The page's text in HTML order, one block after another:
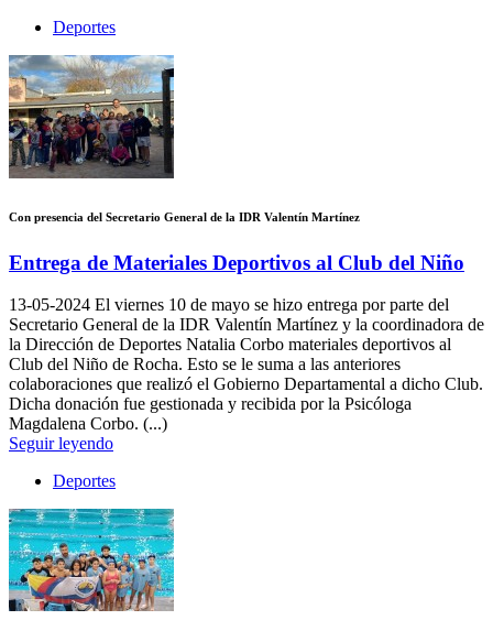
Deportes
Con presencia del Secretario General de la IDR Valentín Martínez
Entrega de Materiales Deportivos al Club del Niño
13-05-2024 El viernes 10 de mayo se hizo entrega por parte del
Secretario General de la IDR Valentín Martínez y la coordinadora de
la Dirección de Deportes Natalia Corbo materiales deportivos al
Club del Niño de Rocha. Esto se le suma a las anteriores
colaboraciones que realizó el Gobierno Departamental a dicho Club.
Dicha donación fue gestionada y recibida por la Psicóloga
Magdalena Corbo. (...)
Seguir leyendo
Deportes